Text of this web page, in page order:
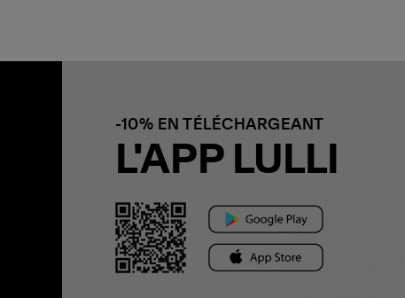
-10% EN TÉLÉCHARGEANT
L'APP LULLI